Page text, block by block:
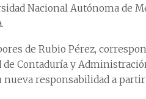
Nacional Autónoma de
de Rubio Pérez,
Contaduría y
responsabilidad a